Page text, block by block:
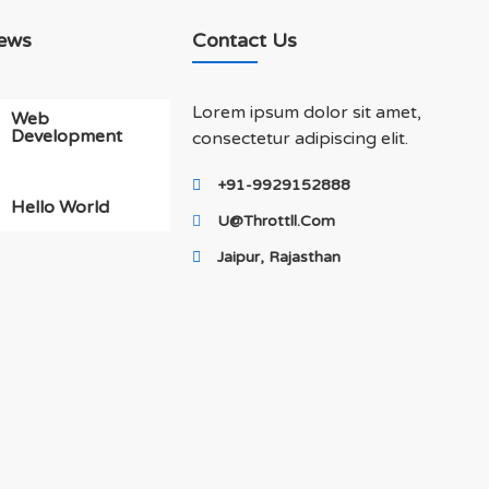
Web
Development
Hello World
Contact Us
Lorem ipsum dolor sit amet,
consectetur adipiscing elit.
+91-9929152888
U@throttll.com
Jaipur, Rajasthan